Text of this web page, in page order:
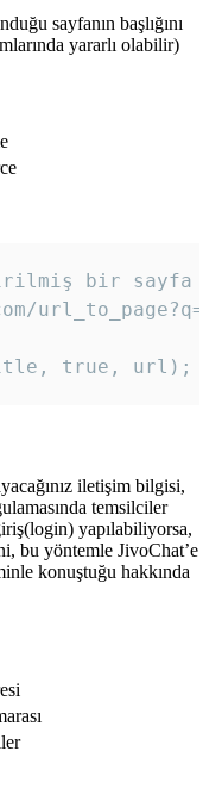
sayfanın başlığını
yararlı olabilir)
bir sayfa
true, url);
iletişim bilgisi,
temsilciler
yapılabiliyorsa,
bu yöntemle JivoChat’e
konuştuğu hakkında